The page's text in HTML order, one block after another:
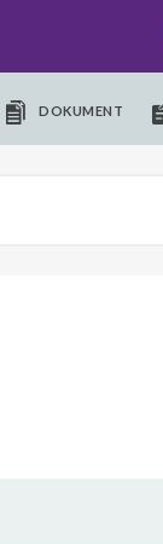
DOKUMENT